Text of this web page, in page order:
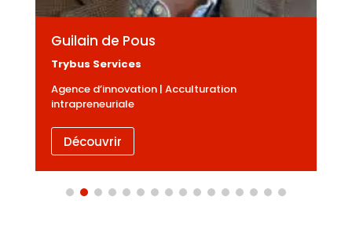
Guilain de Pous
Trybus Services
Agence d’innovation | Acculturation
intrapreneuriale
Découvrir